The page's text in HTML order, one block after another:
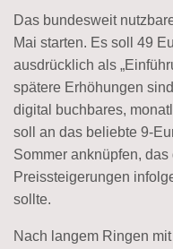
Das bundesweit
Mai starten. Es soll 49
ausdrücklich als
spätere Erhöhungen
digital buchbares,
soll an das beliebte 9-
Sommer anknüpfen,
Preissteigerungen
sollte.
Nach langem Ringen